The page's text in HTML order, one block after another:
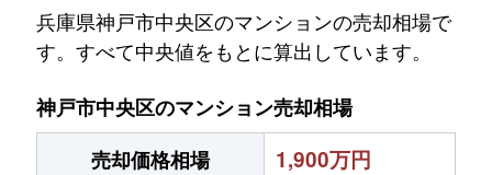
兵庫県神戸市中央区のマンションの売却相場で
す。すべて中央値をもとに算出しています。
神戸市中央区のマンション売却相場
売却価格相場
1,900万円